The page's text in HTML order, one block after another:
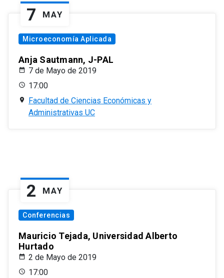
7 MAY
Microeconomía Aplicada
Anja Sautmann, J-PAL
7 de Mayo de 2019
17:00
Facultad de Ciencias Económicas y
Administrativas UC
2 MAY
Conferencias
Mauricio Tejada, Universidad Alberto
Hurtado
2 de Mayo de 2019
17:00